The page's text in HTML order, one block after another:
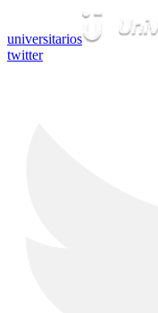
universitarios
twitter